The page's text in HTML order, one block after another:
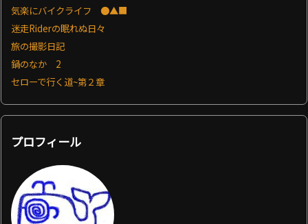
気楽にバイクライフ ●▲■
迷走Riderの眠れぬ日々
旅の撮影日記
鍋のなか 2
セローで行く道~第２章
プロフィール